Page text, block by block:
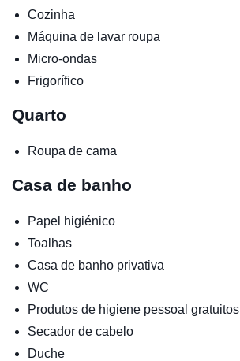
Cozinha
Máquina de lavar roupa
Micro-ondas
Frigorífico
Quarto
Roupa de cama
Casa de banho
Papel higiénico
Toalhas
Casa de banho privativa
WC
Produtos de higiene pessoal gratuitos
Secador de cabelo
Duche